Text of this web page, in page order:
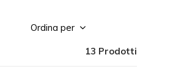
Ordina per
13 Prodotti